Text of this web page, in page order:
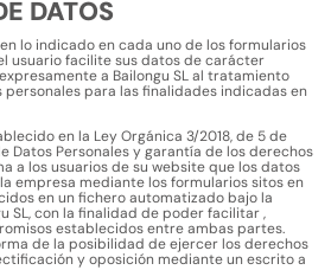
DATOS
lo indicado en cada uno de los formularios
usuario facilite sus datos de carácter
a Bailongu SL al tratamiento
para las finalidades indicadas en
en la Ley Orgánica 3/2018, de 5 de
Datos Personales y garantía de los derechos
a los usuarios de su website que los datos
empresa mediante los formularios sitos en
en un fichero automatizado bajo la
SL, con la finalidad de poder facilitar ,
establecidos entre ambas partes.
de la posibilidad de ejercer los derechos
y oposición mediante un escrito a